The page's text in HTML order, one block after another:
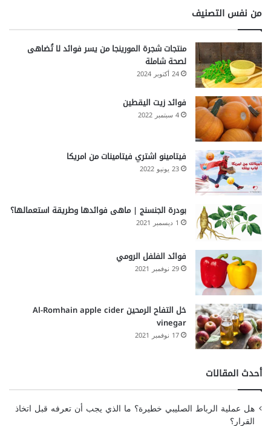
من نفس التصنيف
منتجات شجرة المورينجا من يسر فوائد لا تُضاهى
لصحة شاملة
24 أكتوبر 2024
فوائد زيت اليقطين
4 سبتمبر 2022
فيتامينو اشتري فيتامينات من امريكا
23 يونيو 2022
بودرة الجنسنج | ماهى فوائدها وطريقة استعمالها؟
1 ديسمبر 2021
فوائد الفلفل الرومي
29 نوفمبر 2021
خل التفاح الرمحين Al-Romhain apple cider
vinegar
17 نوفمبر 2021
أحدث المقالات
هل عملية الرباط الصليبي خطيرة؟ ما الذي يجب أن تعرفه قبل اتخاذ
القرار؟